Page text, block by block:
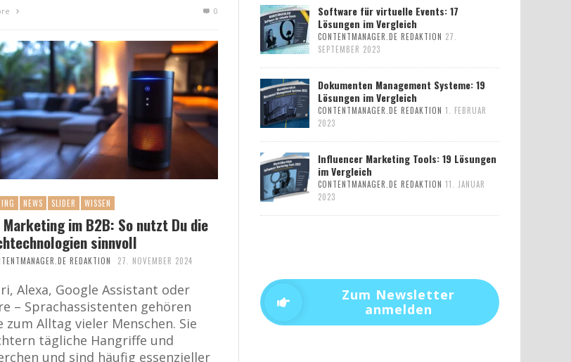
0
NEWS SLIDER WISSEN
Marketing im B2B: So nutzt Du die
sinnvoll
REDAKTION 27. NOVEMBER 2024
Alexa, Google Assistant oder
– Sprachassistenten gehören
zum Alltag vieler Menschen. Sie
tägliche Hangriffe und
und sind häufig essenzieller
Software für virtuelle Events: 17
Lösungen im Vergleich
CONTENTMANAGER.DE REDAKTION 27.
SEPTEMBER 2023
Dokumenten Management Systeme: 19
Lösungen im Vergleich
CONTENTMANAGER.DE REDAKTION 1. FEBRUAR
2023
Influencer Marketing Tools: 19 Lösungen
im Vergleich
CONTENTMANAGER.DE REDAKTION 11. JANUAR
2023
Zum Newsletter
anmelden